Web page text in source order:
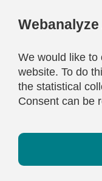
We would like to
website. To do
the statistical
Consent can be